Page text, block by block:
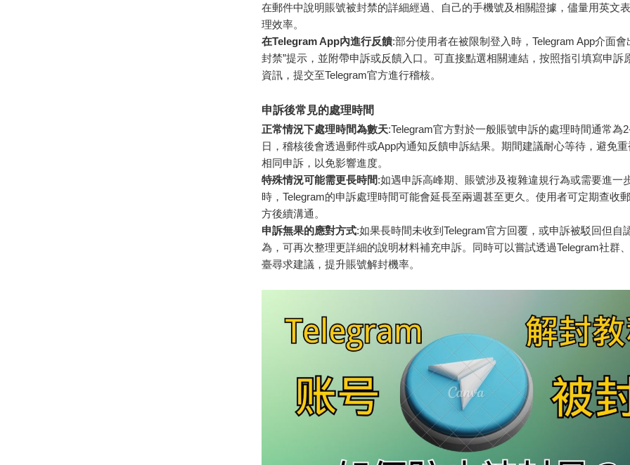
在郵件中說明賬號被封禁的詳細經過、自己的手機號及相關證據，儘量用英文
理效率。
在Telegram App內進行反饋:部分使用者在被限制登入時，Telegram App介面會
封禁”提示，並附帶申訴或反饋入口。可直接點選相關連結，按照指引填寫申訴
資訊，提交至Telegram官方進行稽核。
申訴後常見的處理時間
正常情況下處理時間為數天:Telegram官方對於一般賬號申訴的處理時間通常為
日，稽核後會透過郵件或App內通知反饋申訴結果。期間建議耐心等待，避免
相同申訴，以免影響進度。
特殊情況可能需更長時間:如遇申訴高峰期、賬號涉及複雜違規行為或需要進一
時，Telegram的申訴處理時間可能會延長至兩週甚至更久。使用者可定期查收
方後續溝通。
申訴無果的應對方式:如果長時間未收到Telegram官方回覆，或申訴被駁回但自
為，可再次整理更詳細的說明材料補充申訴。同時可以嘗試透過Telegram社群
臺尋求建議，提升賬號解封機率。